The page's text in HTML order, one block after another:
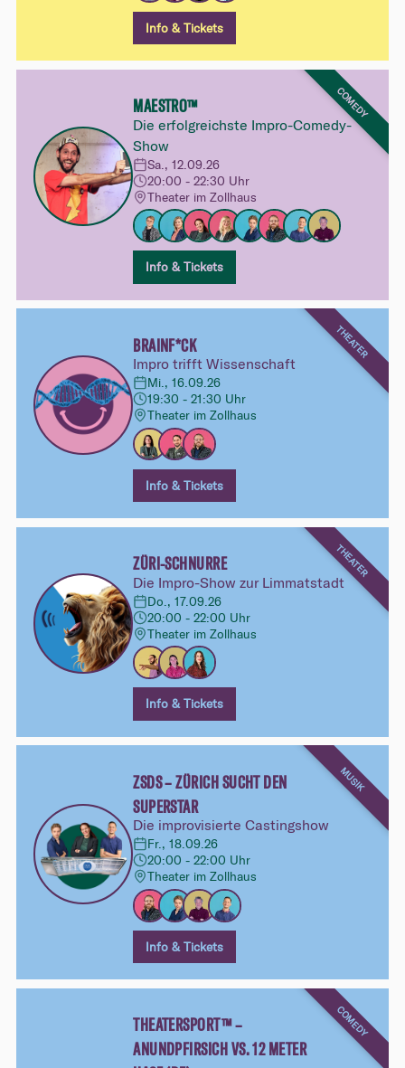
Info & Tickets
COMEDY
MAESTRO™
Die erfolgreichste Impro-Comedy-
Show
Sa., 12.09.26
20:00 - 22:30 Uhr
Theater im Zollhaus
Info & Tickets
THEATER
BRAINF*CK
Impro trifft Wissenschaft
Mi., 16.09.26
19:30 - 21:30 Uhr
Theater im Zollhaus
Info & Tickets
THEATER
ZÜRI-SCHNURRE
Die Impro-Show zur Limmatstadt
Do., 17.09.26
20:00 - 22:00 Uhr
Theater im Zollhaus
Info & Tickets
MUSIK
ZSDS – ZÜRICH SUCHT DEN
SUPERSTAR
Die improvisierte Castingshow
Fr., 18.09.26
20:00 - 22:00 Uhr
Theater im Zollhaus
Info & Tickets
COMEDY
THEATERSPORT™ –
ANUNDPFIRSICH VS. 12 METER